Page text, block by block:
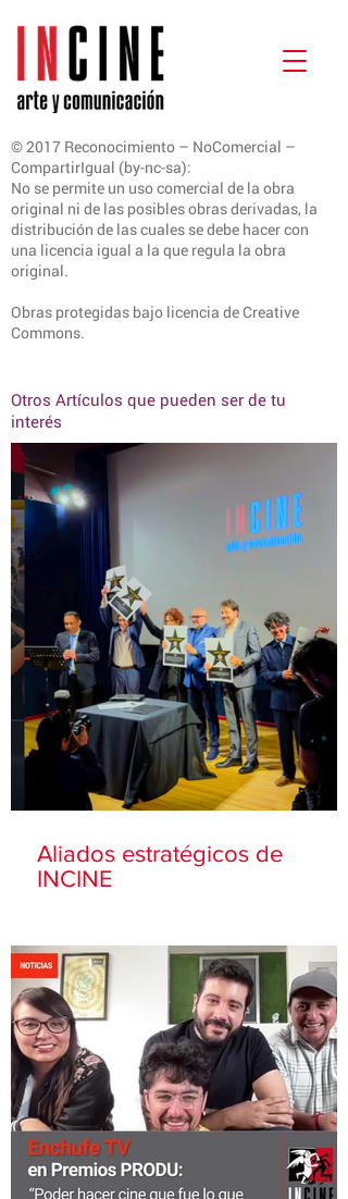
© 2017 Reconocimiento – NoComercial –
CompartirIgual (by-nc-sa):
No se permite un uso comercial de la obra
original ni de las posibles obras derivadas, la
distribución de las cuales se debe hacer con
una licencia igual a la que regula la obra
original.
Obras protegidas bajo licencia de Creative
Commons.
Otros Artículos que pueden ser de tu
interés
Aliados estratégicos de
INCINE